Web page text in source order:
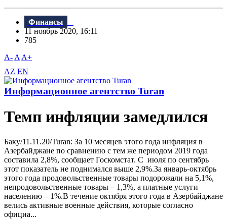
Финансы
11 ноябрь 2020, 16:11
785
A- A A+
AZ EN
Информационное агентство Turan
Темп инфляции замедлился
Баку/11.11.20/Turan: За 10 месяцев этого года инфляция в
Азербайджане по сравнению с тем же периодом 2019 года
составила 2,8%, сообщает Госкомстат. С июля по сентябрь
этот показатель не поднимался выше 2,9%.За январь-октябрь
этого года продовольственные товары подорожали на 5,1%,
непродовольственные товары – 1,3%, а платные услуги
населению – 1%.В течение октября этого года в Азербайджане
велись активные военные действия, которые согласно
официа...